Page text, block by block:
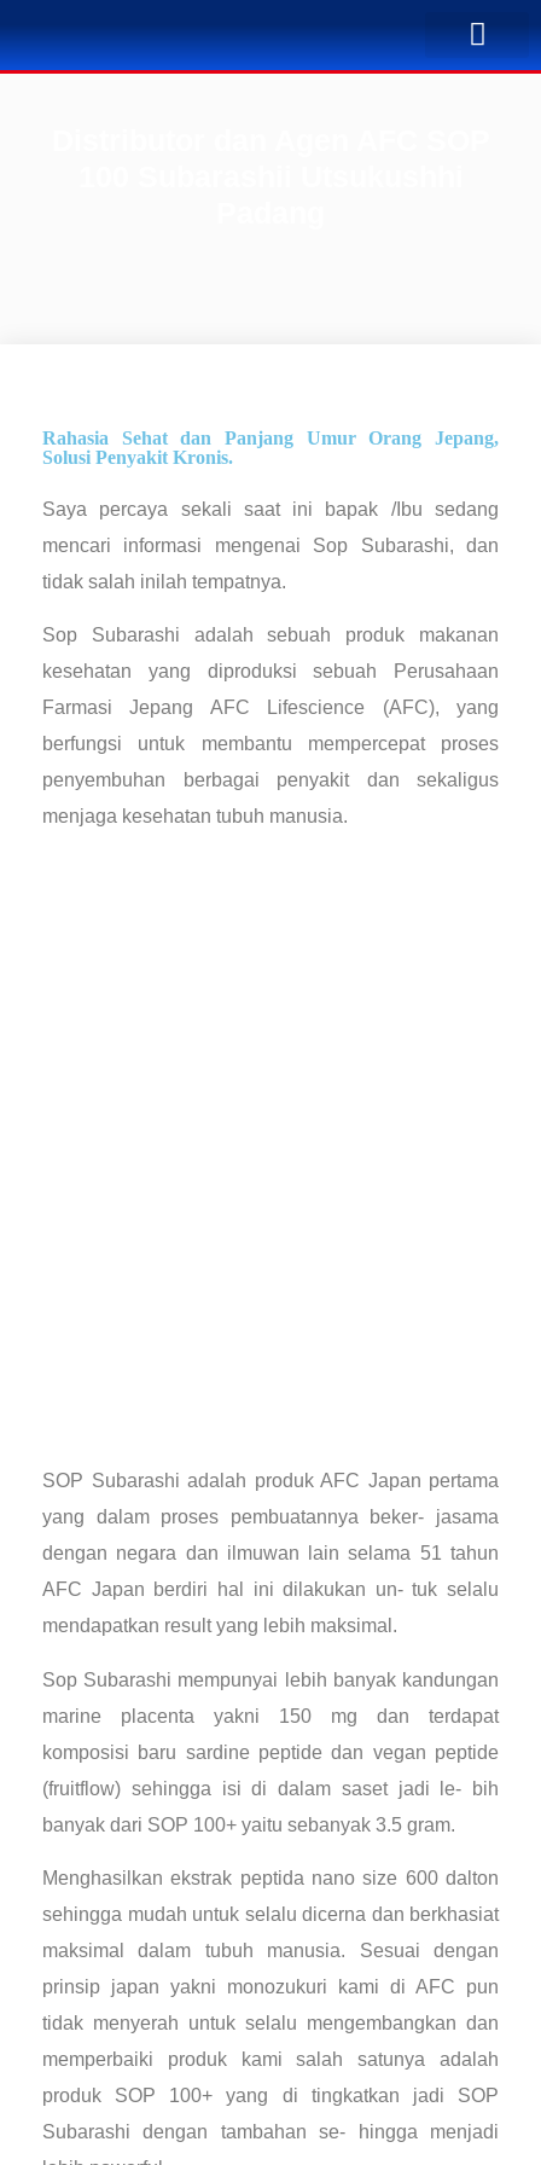
Rahasia Sehat dan Panjang Umur Orang Jepang,
Solusi Penyakit Kronis.
Saya percaya sekali saat ini bapak /Ibu sedang
mencari informasi mengenai Sop Subarashi, dan
tidak salah inilah tempatnya.
Sop Subarashi adalah sebuah produk makanan
kesehatan yang diproduksi sebuah Perusahaan
Farmasi Jepang AFC Lifescience (AFC), yang
berfungsi untuk membantu mempercepat proses
penyembuhan berbagai penyakit dan sekaligus
menjaga kesehatan tubuh manusia.
SOP Subarashi adalah produk AFC Japan pertama
yang dalam proses pembuatannya beker- jasama
dengan negara dan ilmuwan lain selama 51 tahun
AFC Japan berdiri hal ini dilakukan un- tuk selalu
mendapatkan result yang lebih maksimal.
Sop Subarashi mempunyai lebih banyak kandungan
marine placenta yakni 150 mg dan terdapat
komposisi baru sardine peptide dan vegan peptide
(fruitflow) sehingga isi di dalam saset jadi le- bih
banyak dari SOP 100+ yaitu sebanyak 3.5 gram.
Menghasilkan ekstrak peptida nano size 600 dalton
sehingga mudah untuk selalu dicerna dan berkhasiat
maksimal dalam tubuh manusia. Sesuai dengan
prinsip japan yakni monozukuri kami di AFC pun
tidak menyerah untuk selalu mengembangkan dan
memperbaiki produk kami salah satunya adalah
produk SOP 100+ yang di tingkatkan jadi SOP
Subarashi dengan tambahan se- hingga menjadi